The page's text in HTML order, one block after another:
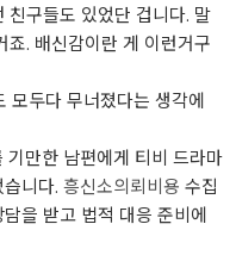
친구들도 있었단 겁니다. 말
. 배신감이란 게 이런거구
모두다 무너졌다는 생각에
기만한 남편에게 티비 드라마
니다. 흥신소의뢰비용 수집
을 받고 법적 대응 준비에